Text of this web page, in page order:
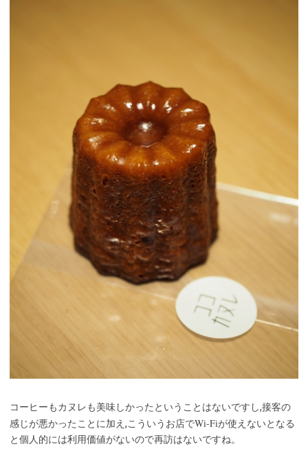
コーヒーもカヌレも美味しかったということはないですし,接客の
感じが悪かったことに加え,こういうお店でWi-Fiが使えないとなる
と個人的には利用価値がないので再訪はないですね。